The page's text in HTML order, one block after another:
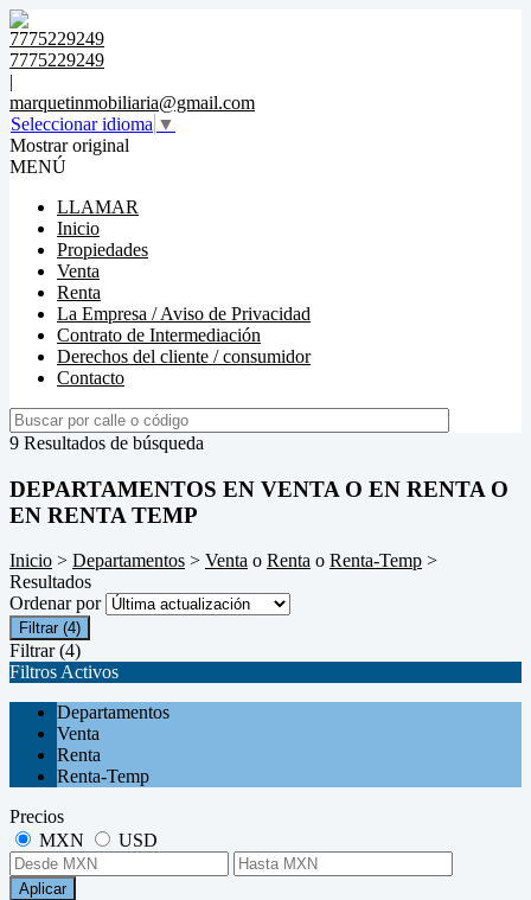
7775229249
7775229249
|
marquetinmobiliaria@gmail.com
Seleccionar idioma ▼
Mostrar original
MENÚ
LLAMAR
Inicio
Propiedades
Venta
Renta
La Empresa / Aviso de Privacidad
Contrato de Intermediación
Derechos del cliente / consumidor
Contacto
9 Resultados de búsqueda
DEPARTAMENTOS EN VENTA O EN RENTA O
EN RENTA TEMP
Inicio > Departamentos > Venta o Renta o Renta-Temp >
Resultados
Ordenar por
Filtrar (4)
Filtrar (4)
Filtros Activos
Departamentos
Venta
Renta
Renta-Temp
Precios
MXN
USD
Aplicar